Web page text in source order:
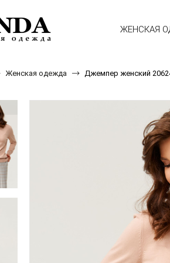
ЖЕНСКАЯ
Женская одежда Джемпер женский